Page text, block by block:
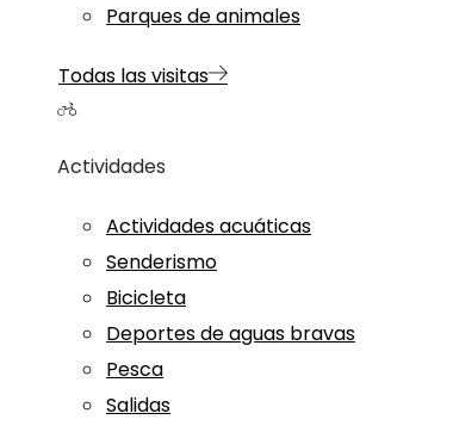
Parques de animales
Todas las visitas
Actividades
Actividades acuáticas
Senderismo
Bicicleta
Deportes de aguas bravas
Pesca
Salidas